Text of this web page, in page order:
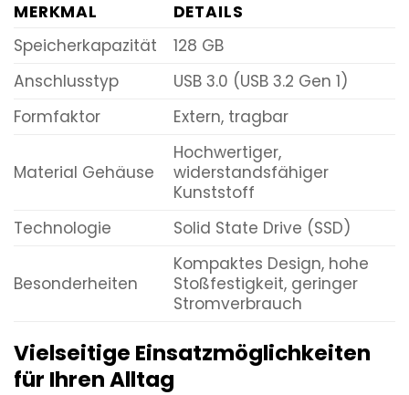
MERKMAL
DETAILS
Speicherkapazität
128 GB
Anschlusstyp
USB 3.0 (USB 3.2 Gen 1)
Formfaktor
Extern, tragbar
Material Gehäuse
Hochwertiger,
widerstandsfähiger
Kunststoff
Technologie
Solid State Drive (SSD)
Besonderheiten
Kompaktes Design, hohe
Stoßfestigkeit, geringer
Stromverbrauch
Vielseitige Einsatzmöglichkeiten
für Ihren Alltag